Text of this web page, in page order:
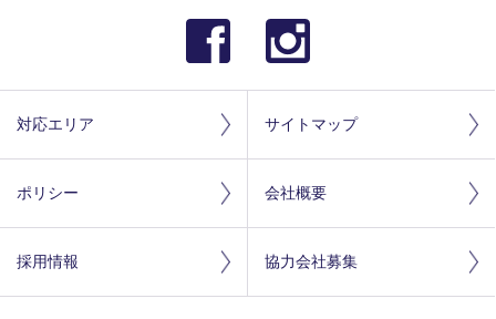
対応エリア サイトマップ
ポリシー 会社概要
採用情報 協力会社募集